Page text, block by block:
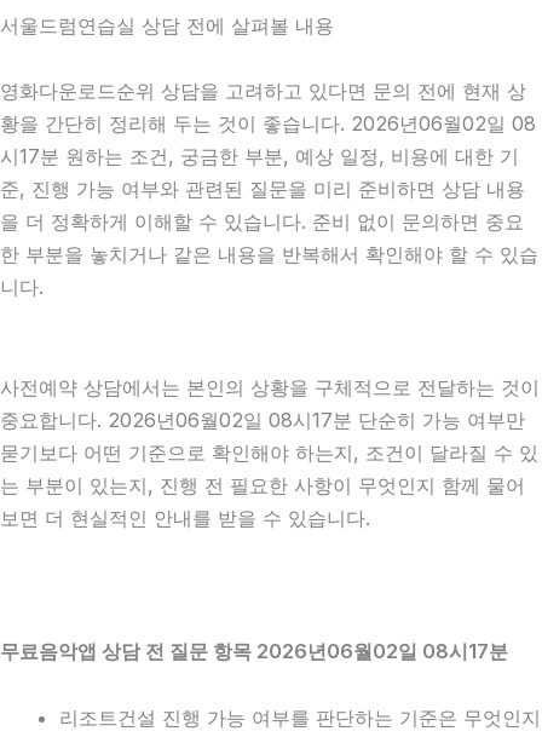
서울드럼연습실 상담 전에 살펴볼 내용
영화다운로드순위 상담을 고려하고 있다면 문의 전에 현재 상
황을 간단히 정리해 두는 것이 좋습니다. 2026년06월02일 08
시17분 원하는 조건, 궁금한 부분, 예상 일정, 비용에 대한 기
준, 진행 가능 여부와 관련된 질문을 미리 준비하면 상담 내용
을 더 정확하게 이해할 수 있습니다. 준비 없이 문의하면 중요
한 부분을 놓치거나 같은 내용을 반복해서 확인해야 할 수 있습
니다.
사전예약 상담에서는 본인의 상황을 구체적으로 전달하는 것이
중요합니다. 2026년06월02일 08시17분 단순히 가능 여부만
묻기보다 어떤 기준으로 확인해야 하는지, 조건이 달라질 수 있
는 부분이 있는지, 진행 전 필요한 사항이 무엇인지 함께 물어
보면 더 현실적인 안내를 받을 수 있습니다.
무료음악앱 상담 전 질문 항목 2026년06월02일 08시17분
리조트건설 진행 가능 여부를 판단하는 기준은 무엇인지